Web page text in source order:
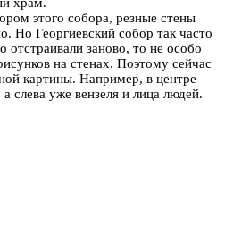
этого собора, резные стены
Но Георгиевский собор так часто
отстраивали заново, то не особо
на стенах. Поэтому сейчас
картины. Например, в центре
слева уже вензеля и лица людей.